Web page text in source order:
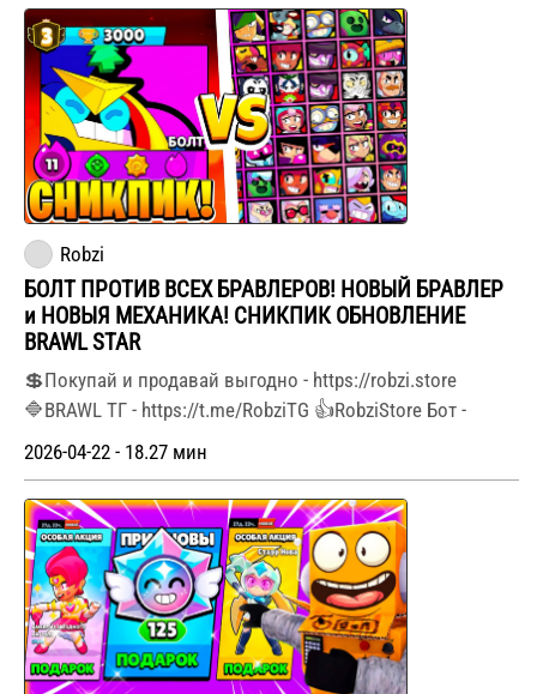
Robzi
БОЛТ ПРОТИВ ВСЕХ БРАВЛЕРОВ! НОВЫЙ БРАВЛЕР
и НОВЫЯ МЕХАНИКА! СНИКПИК ОБНОВЛЕНИЕ
BRAWL STAR
💲Покупай и продавай выгодно - https://robzi.store
🔷BRAWL ТГ - https://t.me/RobziTG 👍RobziStore Бот -
2026-04-22 - 18.27 мин